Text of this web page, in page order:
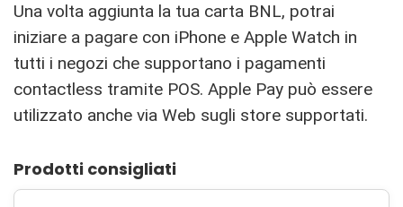
Una volta aggiunta la tua carta BNL, potrai
iniziare a pagare con iPhone e Apple Watch in
tutti i negozi che supportano i pagamenti
contactless tramite POS. Apple Pay può essere
utilizzato anche via Web sugli store supportati.
Prodotti consigliati